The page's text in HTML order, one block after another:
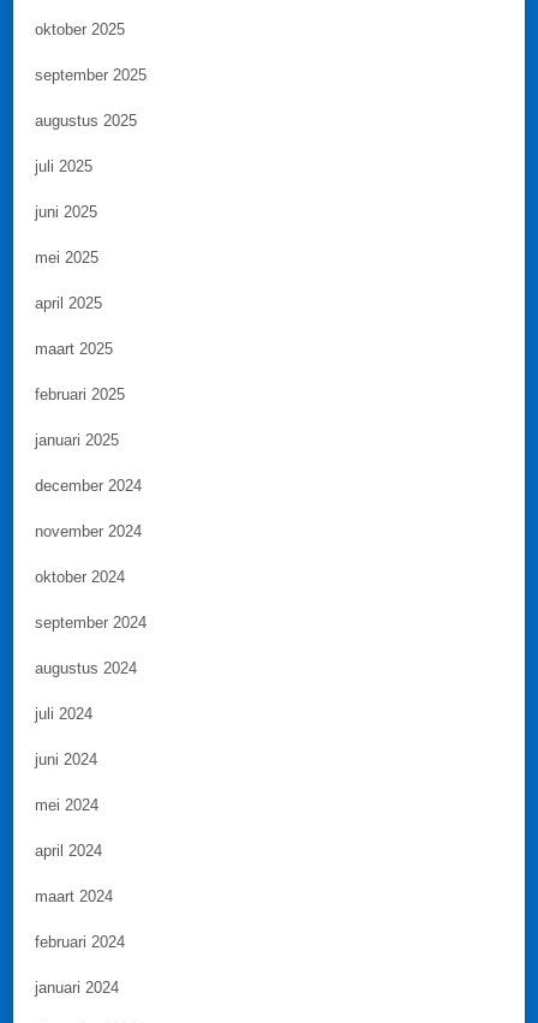
oktober 2025
september 2025
augustus 2025
juli 2025
juni 2025
mei 2025
april 2025
maart 2025
februari 2025
januari 2025
december 2024
november 2024
oktober 2024
september 2024
augustus 2024
juli 2024
juni 2024
mei 2024
april 2024
maart 2024
februari 2024
januari 2024